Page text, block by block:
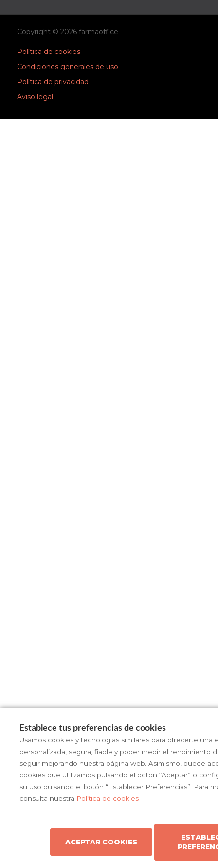
Copyright © 2026 farmaoffice
Política de cookies
Condiciones generales de uso
Política de privacidad
Aviso legal
Establece tus preferencias de cookies
Usamos cookies y tecnologías similares para ofrecerte una
personalizada, segura, fiable y poder medir el rendimiento
seguir mejorando nuestra página web. Asimismo, puede
cookies que utilizamos pulsando el botón “Aceptar” o
su uso pulsando el botón “Establecer Preferencias”. Para
consulta nuestra Política de cookies
ACEPTAR COOKIES